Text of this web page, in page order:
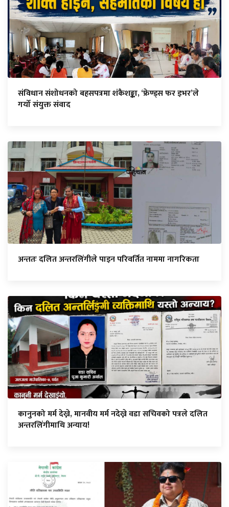
संविधान संशोधनको बहसपत्रमा शंकैशङ्का, ‘फ्रेण्ड्स फर इभर’ले
गर्यो संयुक्त संवाद
अन्ततः दलित अन्तरलिंगीले पाइन परिवर्तित नाममा नागरिकता
कानुनको मर्म देख्ने, मानवीय मर्म नदेख्ने वडा सचिवको पत्रले दलित
अन्तरलिंगीमाथि अन्याय!